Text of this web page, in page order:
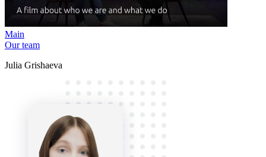
Main
Our team
Julia Grishaeva